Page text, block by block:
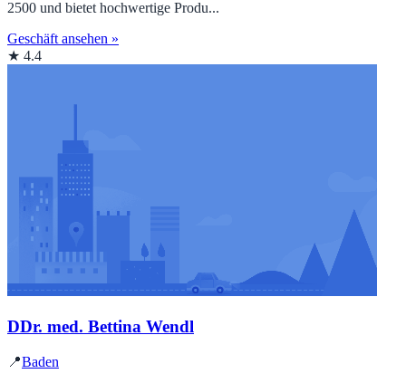
2500 und bietet hochwertige Produ...
Geschäft ansehen »
★ 4.4
DDr. med. Bettina Wendl
📍Baden